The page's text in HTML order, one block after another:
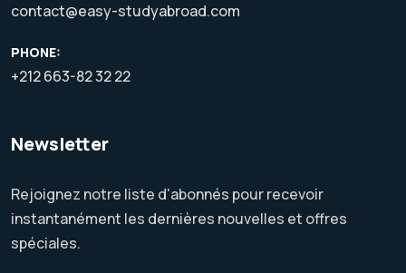
contact@easy-studyabroad.com
PHONE:
+212 663-82 32 22
Newsletter
Rejoignez notre liste d'abonnés pour recevoir
instantanément les dernières nouvelles et offres
spéciales.